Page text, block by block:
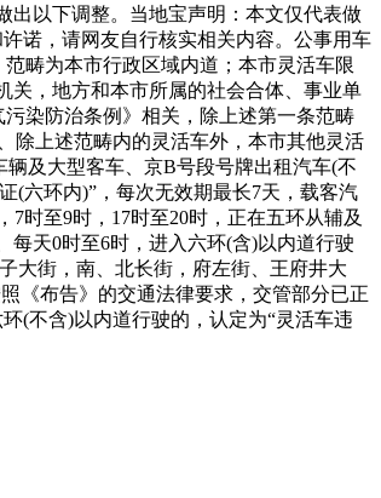
出以下调整。当地宝声明：本文仅代表做
诺，请网友自行核实相关内容。公事用车
畴为本市行政区域内道；本市灵活车限
关，地方和本市所属的社会合体、事业单
染防治条例》相关，除上述第一条范畴
除上述范畴内的灵活车外，本市其他灵活
及大型客车、京B号段号牌出租汽车(不
(六环内)”，每次无效期最长7天，载客汽
时至9时，17时至20时，正在五环从辅及
天0时至6时，进入六环(含)以内道行驶
大街，南、北长街，府左街、王府井大
《布告》的交通法律要求，交管部分已正
(不含)以内道行驶的，认定为“灵活车违